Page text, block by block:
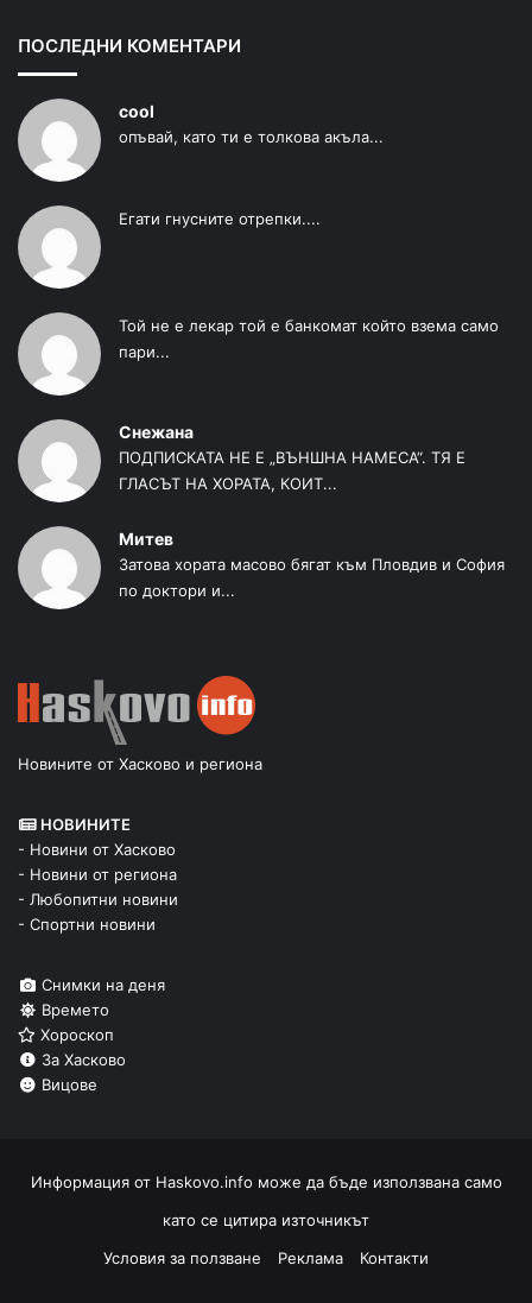
ПОСЛЕДНИ КОМЕНТАРИ
cool
опъвай, като ти е толкова акъла...
Егати гнусните отрепки....
Той не е лекар той е банкомат който взема само
пари...
Снежана
ПОДПИСКАТА НЕ Е „ВЪНШНА НАМЕСА“. ТЯ Е
ГЛАСЪТ НА ХОРАТА, КОИТ...
Митев
Затова хората масово бягат към Пловдив и София
по доктори и...
Новините от Хасково и региона
НОВИНИТЕ
- Новини от Хасково
- Новини от региона
- Любопитни новини
- Спортни новини
Снимки на деня
Времето
Хороскоп
За Хасково
Вицове
Информация от Haskovo.info може да бъде използвана само
като се цитира източникът
Условия за ползване
Реклама Контакти